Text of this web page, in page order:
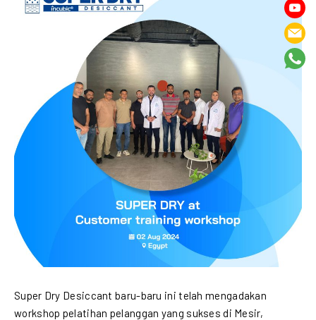
Super Dry Desiccant baru-baru ini telah mengadakan
workshop pelatihan pelanggan yang sukses di Mesir,